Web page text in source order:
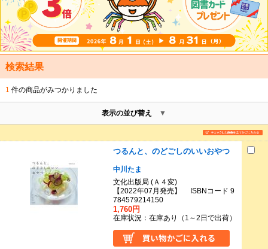
検索結果
1 件の商品がみつかりました
表示の並び替え
つるんと、のどごしのいいおやつ
中川たま
文化出版局 (Ａ４変)
【2022年07月発売】 ISBNコード 9
784579214150
1,760円
在庫状況：在庫あり（1～2日で出荷）